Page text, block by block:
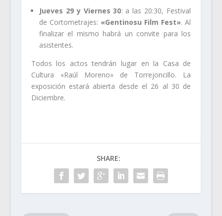
Jueves 29 y Viernes 30: a las 20:30, Festival
de Cortometrajes: «Gentinosu Film Fest». Al
finalizar el mismo habrá un convite para los
asistentes.
Todos los actos tendrán lugar en la Casa de
Cultura «Raúl Moreno» de Torrejoncillo. La
exposición estará abierta desde el 26 al 30 de
Diciembre.
SHARE: